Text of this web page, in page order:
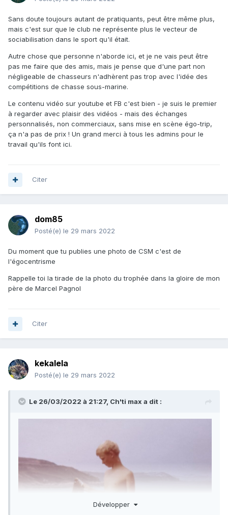
Sans doute toujours autant de pratiquants, peut être même plus,
mais c'est sur que le club ne représente plus le vecteur de
sociabilisation dans le sport qu'il était.
Autre chose que personne n'aborde ici, et je ne vais peut être
pas me faire que des amis, mais je pense que d'une part non
négligeable de chasseurs n'adhèrent pas trop avec l'idée des
compétitions de chasse sous-marine.
Le contenu vidéo sur youtube et FB c'est bien - je suis le premier
à regarder avec plaisir des vidéos - mais des échanges
personnalisés, non commerciaux, sans mise en scène égo-trip,
ça n'a pas de prix ! Un grand merci à tous les admins pour le
travail qu'ils font ici.
Citer
dom85
Posté(e) le 29 mars 2022
Du moment que tu publies une photo de CSM c'est de
l'égocentrisme
Rappelle toi la tirade de la photo du trophée dans la gloire de mon
père de Marcel Pagnol
Citer
kekalela
Posté(e) le 29 mars 2022
Le 26/03/2022 à 21:27, Ch'ti max a dit :
Développer